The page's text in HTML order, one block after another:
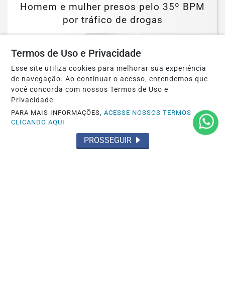
Homem e mulher presos pelo 35º BPM
por tráfico de drogas
Termos de Uso e Privacidade
Esse site utiliza cookies para melhorar sua experiência
de navegação. Ao continuar o acesso, entendemos que
você concorda com nossos Termos de Uso e
Privacidade.
PARA MAIS INFORMAÇÕES,ACESSE NOSSOS TERMOS
CLICANDO AQUI
PROSSEGUIR